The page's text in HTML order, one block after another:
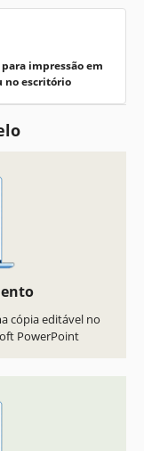
impressão em
no escritório
cópia editável no
PowerPoint